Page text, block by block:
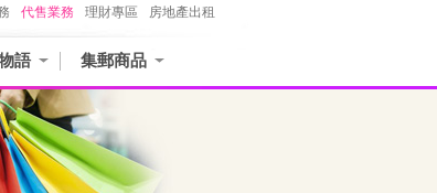
代售業務 理財專區 房地產出租
語 集郵商品